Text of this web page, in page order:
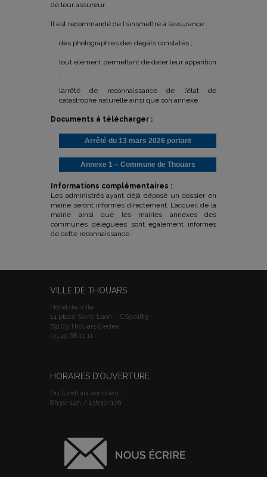
de leur assureur.
Il est recommandé de transmettre à l’assurance :
des photographies des dégâts constatés ;
tout élément permettant de dater leur apparition
;
l’arrêté de reconnaissance de l’état de
catastrophe naturelle ainsi que son annexe.
Documents à télécharger :
Arrêté du 13 mars 2026 portant
naturelle
Annexe 1 – Commune de Thouars
Informations complémentaires :
Les administrés ayant déjà déposé un dossier en
mairie seront informés directement. L’accueil de la
mairie ainsi que les mairies annexes des
communes déléguées sont également informés
de cette reconnaissance.
VILLE DE THOUARS
Hôtel de Ville
14 place Saint-Laon – CS50183
79103 Thouars Cedex
05.49.68.11.11
HORAIRES D’OUVERTURE
Du lundi au vendredi :
8h30-12h / 13h30-17h